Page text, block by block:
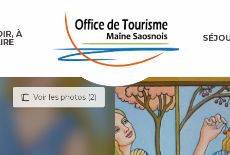
À
Voir les photos (2)